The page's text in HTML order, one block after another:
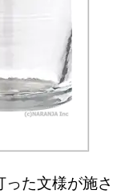
た文様が施さ